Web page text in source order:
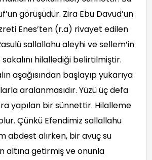
görüşüdür. Zira Ebu Davud’un
Enes’ten (r.a) rivayet edilen
sallallahu aleyhi ve sellem’in
hilallediği belirtilmiştir.
aşağısından başlayıp yukarıya
aralanmasıdır. Yüzü üç defa
yapılan bir sünnettir. Hilalleme
Çünkü Efendimiz sallallahu
abdest alırken, bir avuç su
altına getirmiş ve onunla